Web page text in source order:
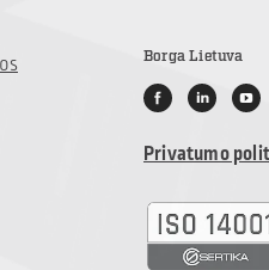
Borga Lietuva
Privatumo